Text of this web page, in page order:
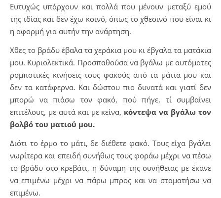
Ευτυχώς υπάρχουν και πολλά που μένουν μεταξύ εμού
της ιδίας και δεν έχω κοινό, όπως το χθεσινό που είναι κι
η αφορμή για αυτήν την ανάρτηση.
Χθες το βράδυ έβαλα τα χεράκια μου κι έβγαλα τα ματάκια
μου. Κυριολεκτικά. Προσπαθούσα να βγάλω με αυτόματες
ρομποτικές κινήσεις τους φακούς από τα μάτια μου και
δεν τα κατάφερνα. Και δώστου πιο δυνατά και γιατί δεν
μπορώ να πιάσω τον φακό, πού πήγε, τί συμβαίνει
επιτέλους, με αυτά και με κείνα, κόντεψα να βγάλω τον
βολβό του ματιού μου.
Διότι το έρμο το μάτι, δε διέθετε φακό. Τους είχα βγάλει
νωρίτερα και επειδή συνήθως τους φοράω μέχρι να πέσω
το βράδυ στο κρεβάτι, η δύναμη της συνήθειας με έκανε
να επιμένω μέχρι να πάρω μπρος και να σταματήσω να
επιμένω.